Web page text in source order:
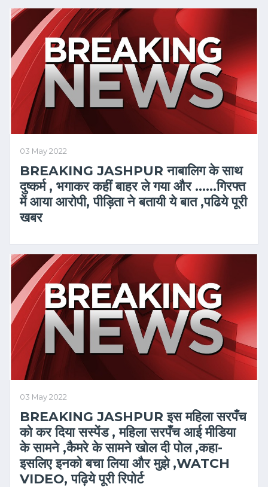
03 May 2022
BREAKING JASHPUR नाबालिग के साथ
दुष्कर्म , भगाकर कहीं बाहर ले गया और ……गिरफ्त
में आया आरोपी, पीड़िता ने बतायी ये बात ,पढिये पूरी
खबर
03 May 2022
BREAKING JASHPUR इस महिला सरपँच
को कर दिया सस्पेंड , महिला सरपँच आई मीडिया
के सामने ,कैमरे के सामने खोल दी पोल ,कहा-
इसलिए इनको बचा लिया और मुझे ,WATCH
VIDEO, पढ़िये पूरी रिपोर्ट